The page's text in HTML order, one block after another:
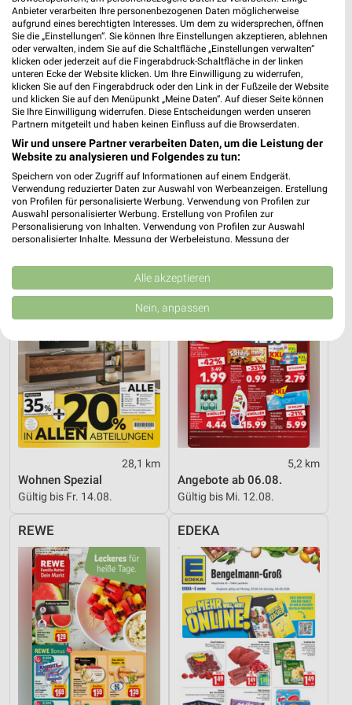
7,2 km
Angebote ab 03.08.
Noch heute gültig
Dieter Knoll
Gültig bis Fr. 14.08.
XXXLutz
28,1 km
Wohnen Spezial
Gültig bis Fr. 14.08.
Kaufland
5,2 km
Angebote ab 06.08.
Gültig bis Mi. 12.08.
REWE EDEKA
Anbieter verarbeiten Ihre personenbezogenen Daten möglicherweise
aufgrund eines berechtigten Interesses. Um dem zu widersprechen, öffnen
Sie die „Einstellungen“. Sie können Ihre Einstellungen akzeptieren, ablehnen
oder verwalten, indem Sie auf die Schaltfläche „Einstellungen verwalten“
klicken oder jederzeit auf die Fingerabdruck-Schaltfläche in der linken
unteren Ecke der Website klicken. Um Ihre Einwilligung zu widerrufen,
klicken Sie auf den Fingerabdruck oder den Link in der Fußzeile der Website
und klicken Sie auf den Menüpunkt „Meine Daten“. Auf dieser Seite können
Sie Ihre Einwilligung widerrufen. Diese Entscheidungen werden unseren
Partnern mitgeteilt und haben keinen Einfluss auf die Browserdaten.
Wir und unsere Partner verarbeiten Daten, um die Leistung der
Website zu analysieren und Folgendes zu tun:
Speichern von oder Zugriff auf Informationen auf einem Endgerät.
Verwendung reduzierter Daten zur Auswahl von Werbeanzeigen. Erstellung
von Profilen für personalisierte Werbung. Verwendung von Profilen zur
Auswahl personalisierter Werbung. Erstellung von Profilen zur
Personalisierung von Inhalten. Verwendung von Profilen zur Auswahl
personalisierter Inhalte. Messung der Werbeleistung. Messung der
Kombinationen von Daten aus verschiedenen Quellen. Entwicklung und
Verbesserung der Angebote. Verwendung reduzierter Daten zur Auswahl
von Inhalten.
Daten können außerhalb der Europäischen Union weitergegeben und in die
Website/App.
Partnerliste anzeigen (1 IAB-Anbieter)
Wir nutzen Ihre Daten für folgende Zwecke:
IAB-Verarbeitungszwecke:
Speichern von oder Zugriff auf Informationen
auf einem Endgerät
Verwendung reduzierter Daten zur Auswahl von
Werbeanzeigen
Werbung
Verwendung von Profilen zur Auswahl
personalisierter Werbung
Erstellung von Profilen zur Personalisierung
von Inhalten
Verwendung von Profilen zur Auswahl
personalisierter Inhalte
Messung der Werbeleistung
Alle akzeptieren
Nein, anpassen